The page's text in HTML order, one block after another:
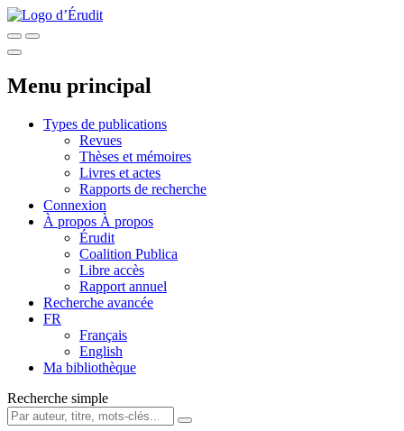
Menu principal
Types de publications
Revues
Thèses et mémoires
Livres et actes
Rapports de recherche
Connexion
À propos À propos
Érudit
Coalition Publica
Libre accès
Rapport annuel
Recherche avancée
FR
Français
English
Ma bibliothèque
Recherche simple